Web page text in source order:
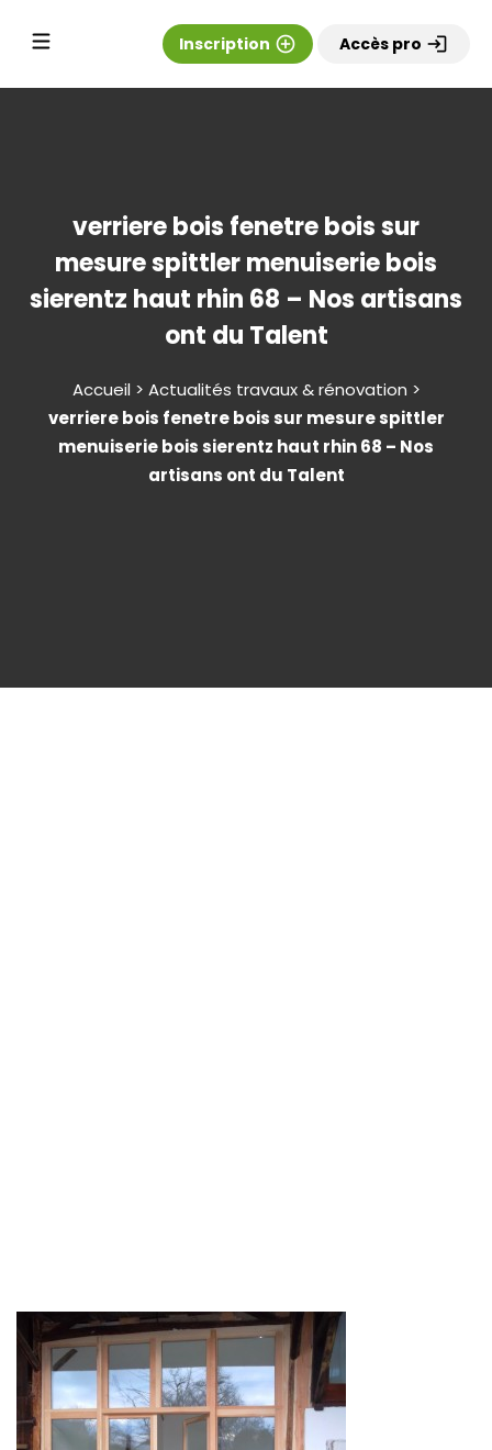
Inscription add_circle_outline Accès pro login
verriere bois fenetre bois sur
mesure spittler menuiserie bois
sierentz haut rhin 68 – Nos artisans
ont du Talent
Accueil > Actualités travaux & rénovation >
verriere bois fenetre bois sur mesure spittler
menuiserie bois sierentz haut rhin 68 – Nos
artisans ont du Talent